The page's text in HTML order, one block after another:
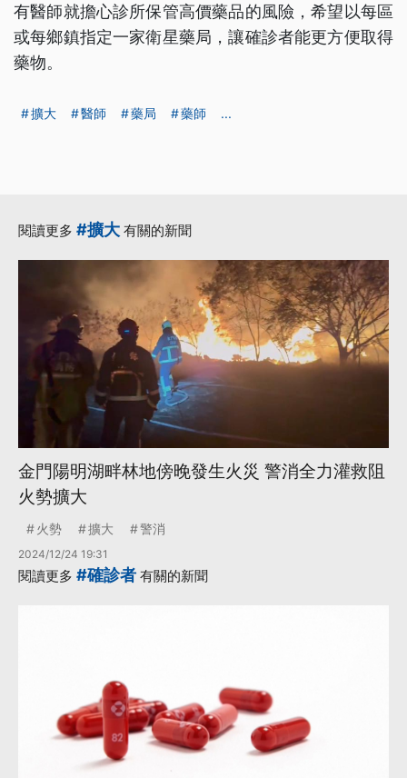
有醫師就擔心診所保管高價藥品的風險，希望以每區
或每鄉鎮指定一家衛星藥局，讓確診者能更方便取得
藥物。
擴大 醫師 藥局 藥師 ...
閱讀更多 #擴大 有關的新聞
金門陽明湖畔林地傍晚發生火災 警消全力灌救阻
火勢擴大
火勢 擴大 警消
2024/12/24 19:31
閱讀更多 #確診者 有關的新聞